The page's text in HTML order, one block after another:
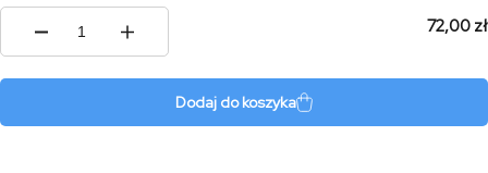
ilość
72,00 zł
Dodaj do koszyka